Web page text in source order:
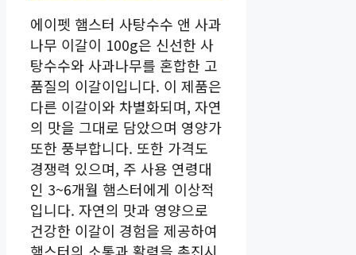
에이펫 햄스터 사탕수수 앤 사과
나무 이갈이 100g은 신선한 사
탕수수와 사과나무를 혼합한 고
품질의 이갈이입니다. 이 제품은
다른 이갈이와 차별화되며, 자연
의 맛을 그대로 담았으며 영양가
또한 풍부합니다. 또한 가격도
경쟁력 있으며, 주 사용 연령대
인 3~6개월 햄스터에게 이상적
입니다. 자연의 맛과 영양으로
건강한 이갈이 경험을 제공하여